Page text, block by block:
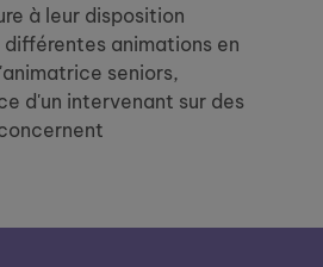
à leur disposition
animations en
seniors,
d'un intervenant sur des